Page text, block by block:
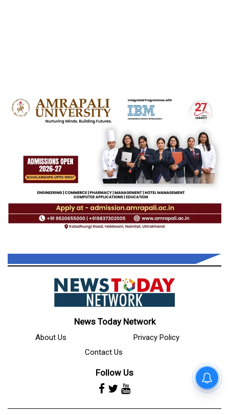
News Today Network
About Us
Privacy Policy
Contact Us
Follow Us